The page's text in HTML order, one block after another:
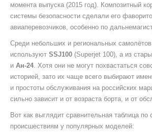
момента выпуска (2015 год). Композитный
системы безопасности сделали его
авиаперевозчиков, особенно по
Среди небольших и региональных
используют SSJ100 (Superjet 100), а из
и Ан-24 . Хотя они не могут похвастаться
историей, зато их чаще всего выбирают
и простоты обслуживания на российских
сильно зависит и от возраста борта, и от
Вот как выглядит сравнительная таблица по
происшествиям у популярных моделей: